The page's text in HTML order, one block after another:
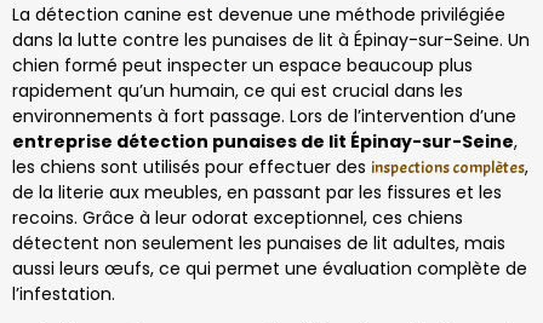
La détection canine est devenue une méthode privilégiée
dans la lutte contre les punaises de lit à Épinay-sur-Seine. Un
chien formé peut inspecter un espace beaucoup plus
rapidement qu’un humain, ce qui est crucial dans les
environnements à fort passage. Lors de l’intervention d’une
entreprise détection punaises de lit Épinay-sur-Seine,
les chiens sont utilisés pour effectuer des inspections complètes,
de la literie aux meubles, en passant par les fissures et les
recoins. Grâce à leur odorat exceptionnel, ces chiens
détectent non seulement les punaises de lit adultes, mais
aussi leurs œufs, ce qui permet une évaluation complète de
l’infestation.